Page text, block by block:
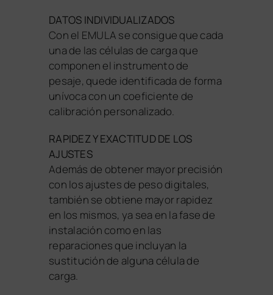
DATOS INDIVIDUALIZADOS
Con el EMULA se consigue que cada
una de las células de carga que
componen el instrumento de
pesaje, quede identificada de forma
unívoca con un coeficiente de
calibración personalizado.
RAPIDEZ Y EXACTITUD DE LOS
AJUSTES
Además de obtener mayor precisión
con los ajustes de peso digitales,
también se obtiene mayor rapidez
en los mismos, ya sea en la fase de
instalación como en las
reparaciones que incluyan la
sustitución de alguna célula de
carga.